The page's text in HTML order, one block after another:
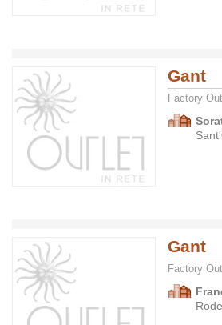
Gant
Factory
Gant
Factory